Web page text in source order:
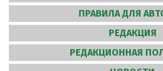
ПРАВИЛА ДЛЯ
РЕДАКЦИЯ
РЕДАКЦИОННАЯ